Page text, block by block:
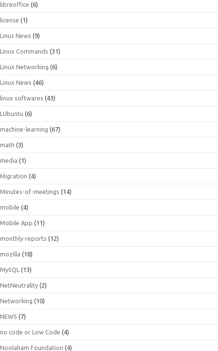
libreoffice (6)
license (1)
Linus News (9)
Linux Commands (31)
Linux Networking (6)
Linux News (46)
linux softwares (43)
LUbuntu (6)
machine-learning (67)
math (3)
media (1)
Migration (4)
Minutes-of-meetings (14)
mobile (4)
Mobile App (11)
monthly-reports (12)
mozilla (18)
MySQL (13)
NetNeutrality (2)
Networking (10)
NEWS (7)
no code or Low Code (4)
Noolaham Foundation (4)